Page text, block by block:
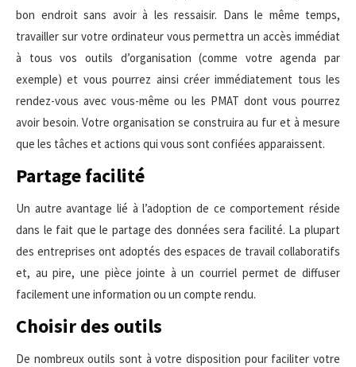
bon endroit sans avoir à les ressaisir. Dans le même temps,
travailler sur votre ordinateur vous permettra un accès immédiat
à tous vos outils d’organisation (comme votre agenda par
exemple) et vous pourrez ainsi créer immédiatement tous les
rendez-vous avec vous-même ou les PMAT dont vous pourrez
avoir besoin. Votre organisation se construira au fur et à mesure
que les tâches et actions qui vous sont confiées apparaissent.
Partage facilité
Un autre avantage lié à l’adoption de ce comportement réside
dans le fait que le partage des données sera facilité. La plupart
des entreprises ont adoptés des espaces de travail collaboratifs
et, au pire, une pièce jointe à un courriel permet de diffuser
facilement une information ou un compte rendu.
Choisir des outils
De nombreux outils sont à votre disposition pour faciliter votre